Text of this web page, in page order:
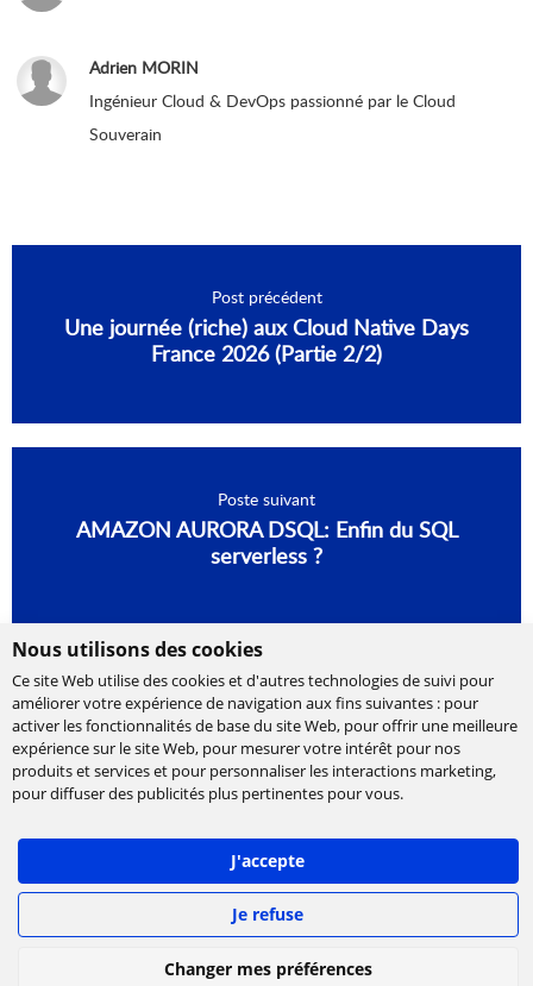
Nous utilisons des cookies
Ce site Web utilise des cookies et d'autres technologies de suivi pour
améliorer votre expérience de navigation aux fins suivantes : pour
activer les fonctionnalités de base du site Web, pour offrir une meilleure
expérience sur le site Web, pour mesurer votre intérêt pour nos
produits et services et pour personnaliser les interactions marketing,
pour diffuser des publicités plus pertinentes pour vous.
J'accepte
Je refuse
Changer mes préférences
Adrien MORIN
Ingénieur Cloud & DevOps passionné par le Cloud
Souverain
Post précédent
Une journée (riche) aux Cloud Native Days
France 2026 (Partie 2/2)
Poste suivant
AMAZON AURORA DSQL: Enfin du SQL
serverless ?
Cabinet de conseil et d’expertises en
Ippon accompagne la transformation numérique
des entreprises, en les aidant à concevoir leur
stratégie et à déployer leur roadmap à l'échelle,
afin de délivrer rapidement la valeur attendue.
réservés.